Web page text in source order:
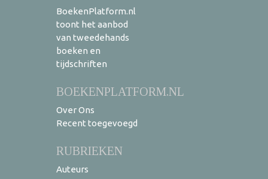
BoekenPlatform.nl
toont het aanbod
van tweedehands
boeken en
tijdschriften
BOEKENPLATFORM.NL
Over Ons
Recent toegevoegd
RUBRIEKEN
Auteurs